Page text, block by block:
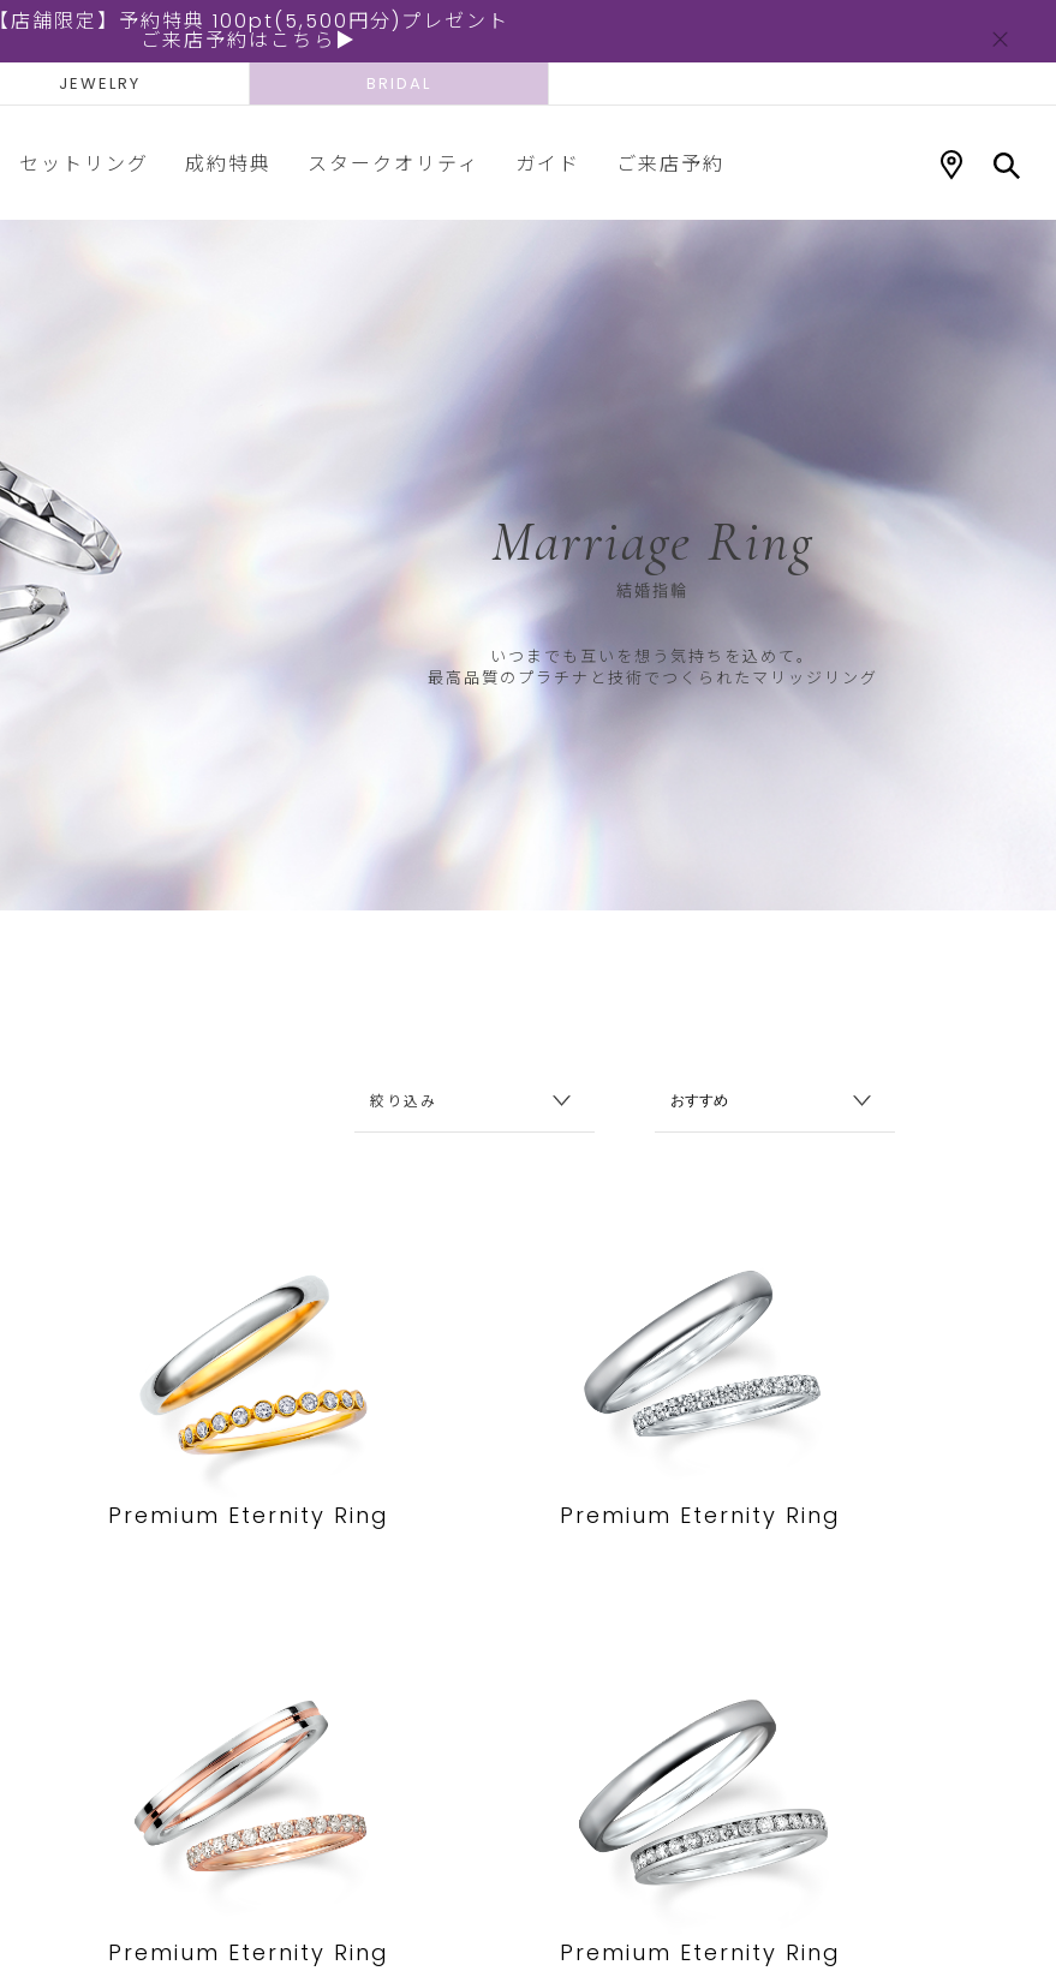
【店舗限定】予約特典 100pt(5,500円分)プレゼント
ご来店予約はこちら▶
JEWELRY BRIDAL
セットリング 成約特典 スタークオリティ ガイド ご来店予約
Marriage Ring
結婚指輪
いつまでも互いを想う気持ちを込めて。
最高品質のプラチナと技術でつくられたマリッジリング
絞り込み
Premium Eternity Ring Premium Eternity Ring
Premium Eternity Ring Premium Eternity Ring